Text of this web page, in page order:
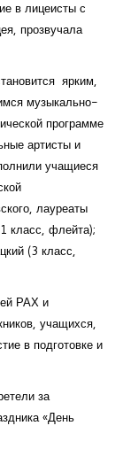
в лицеисты с
прозвучала
ярким,
музыкально-
программе
артисты и
учащиеся
лауреаты
класс, флейта);
(3 класс,
РАХ и
учащихся,
в подготовке и
за
«День